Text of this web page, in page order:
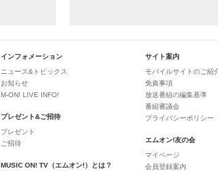
インフォメーション
ニュース&トピックス
お知らせ
M-ON! LIVE INFO!
プレゼント&ご招待
プレゼント
ご招待
MUSIC ON! TV（エムオン!）とは？
サイト案内
モバイルサイトのご紹
免責事項
放送番組の編集基準
番組審議会
プライバシーポリシー
エムオン!友の会
マイページ
会員登録案内